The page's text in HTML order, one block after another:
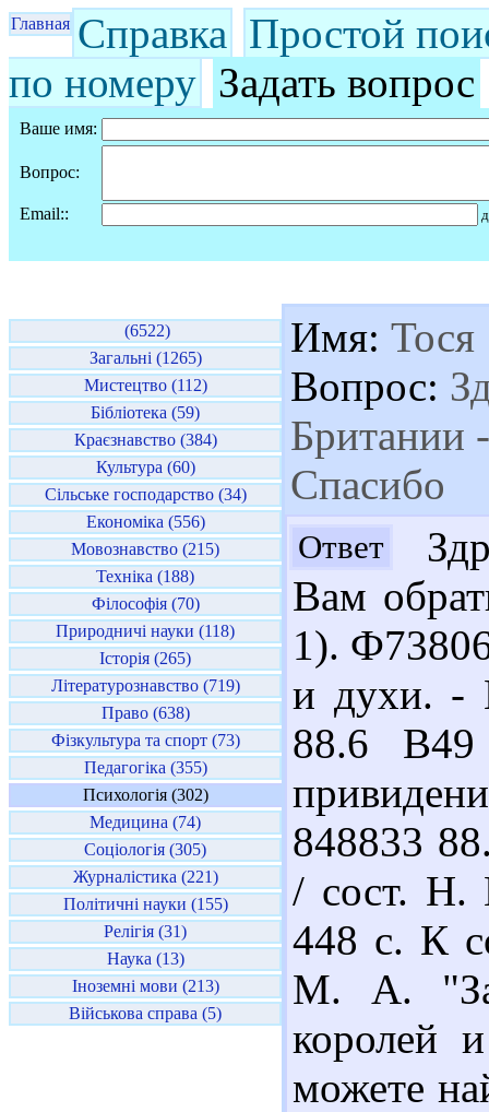
Главная Справка Простой
по номеру Задать вопрос
Ваше имя:
Вопрос:
Email::
(6522)
Загальні (1265)
Мистецтво (112)
Бібліотека (59)
Краєзнавство (384)
Культура (60)
Сільське господарство (34)
Економіка (556)
Мовознавство (215)
Техніка (188)
Філософія (70)
Природничі науки (118)
Історія (265)
Літературознавство (719)
Право (638)
Фізкультура та спорт (73)
Педагогіка (355)
Психологія (302)
Медицина (74)
Соціологія (305)
Журналістика (221)
Політичні науки (155)
Релігія (31)
Наука (13)
Іноземні мови (213)
Військова справа (5)
Имя: Тося
Вопрос:
Британии
Спасибо
Ответ
Вам
1).
и духи. -
88.6
848833
/ сост.
448 с. К
М. А.
королей
можете